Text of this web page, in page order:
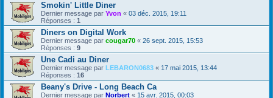
Smokin' Little Diner
Dernier message par Yvon « 03 déc. 2015, 19:11
Réponses : 1
Diners on Digital Work
Dernier message par cougar70 « 26 sept. 2015, 15:53
Réponses : 9
Une Cadi au Diner
Dernier message par LEBARON0683 « 17 mai 2015, 13:44
Réponses : 16
Beany's Drive - Long Beach Ca
Dernier message par Norbert « 15 avr. 2015, 00:03